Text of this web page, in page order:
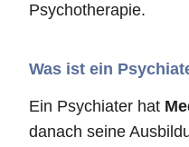
Psychotherapie.
Was ist ein
Ein Psychiater hat
danach seine